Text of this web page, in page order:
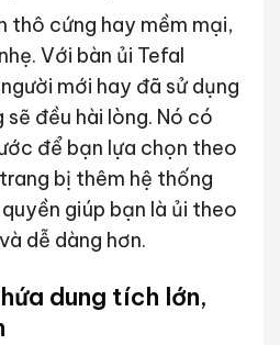
thô cứng hay mềm mại,
Với bàn ủi Tefal
mới hay đã sử dụng
sẽ đều hài lòng. Nó có
để bạn lựa chọn theo
bị thêm hệ thống
giúp bạn là ủi theo
dễ dàng hơn.
dung tích lớn,